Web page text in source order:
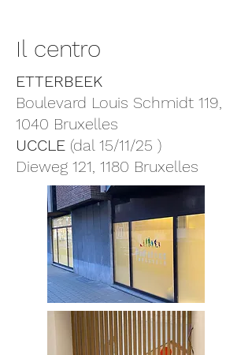
Il centro
ETTERBEEK
Boulevard Louis Schmidt 119,
1040 Bruxelles
UCCLE (dal 15/11/25 )
Dieweg 121, 1180 Bruxelles